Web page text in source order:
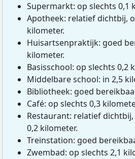
Supermarkt: op slechts 0,1
Apotheek: relatief dichtbij,
kilometer.
Huisartsenpraktijk: goed
kilometer.
Basisschool: op slechts 0,2
Middelbare school: in 2,5
Bibliotheek: goed
Café: op slechts 0,3
Restaurant: relatief
0,2 kilometer.
Treinstation: goed
Zwembad: op slechts 2,1